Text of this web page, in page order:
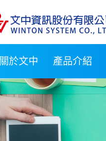
關於文中 產品介紹